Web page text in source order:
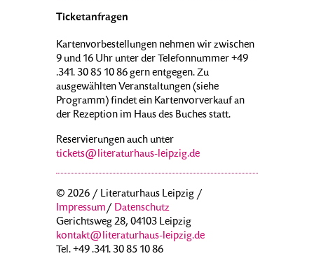
Ticketanfragen
Kartenvorbestellungen nehmen wir zwischen
9 und 16 Uhr unter der Telefonnummer +49
.341. 30 85 10 86 gern entgegen. Zu
ausgewählten Veranstaltungen (siehe
Programm) findet ein Kartenvorverkauf an
der Rezeption im Haus des Buches statt.
Reservierungen auch unter
tickets@literaturhaus-leipzig.de
© 2026 / Literaturhaus Leipzig /
Impressum/ Datenschutz
Gerichtsweg 28, 04103 Leipzig
kontakt@literaturhaus-leipzig.de
Tel. +49 .341. 30 85 10 86